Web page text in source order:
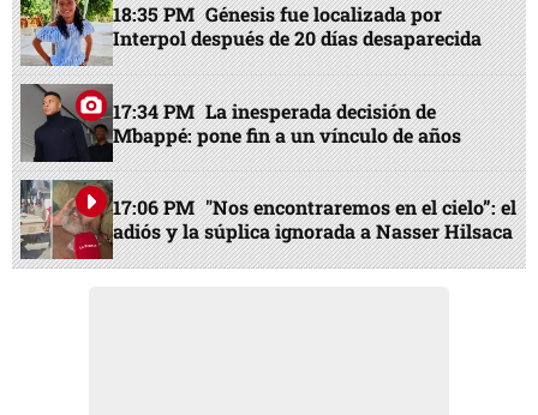
18:35 PM Génesis fue localizada por
Interpol después de 20 días desaparecida
17:34 PM La inesperada decisión de
Mbappé: pone fin a un vínculo de años
17:06 PM "Nos encontraremos en el cielo”: el
adiós y la súplica ignorada a Nasser Hilsaca